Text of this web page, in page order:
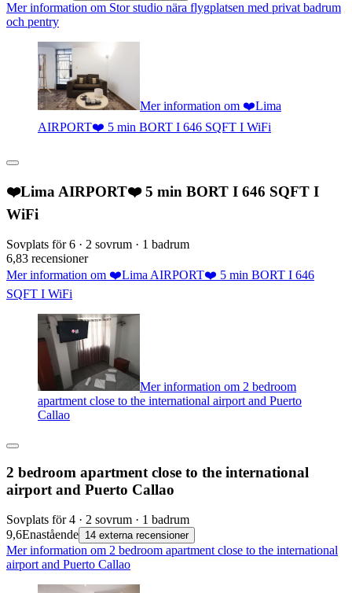
Mer information om Stor studio nära flygplatsen med privat badrum
och pentry
Mer information om ❤️Lima
AIRPORT❤️ 5 min BORT I 646 SQFT I WiFi
❤️Lima AIRPORT❤️ 5 min BORT I 646 SQFT I
WiFi
Sovplats för 6 · 2 sovrum · 1 badrum
6,83 recensioner
Mer information om ❤️Lima AIRPORT❤️ 5 min BORT I 646
SQFT I WiFi
Mer information om 2 bedroom
apartment close to the international airport and Puerto
Callao
2 bedroom apartment close to the international
airport and Puerto Callao
Sovplats för 4 · 2 sovrum · 1 badrum
9,6Enastående 14 externa recensioner
Mer information om 2 bedroom apartment close to the international
airport and Puerto Callao